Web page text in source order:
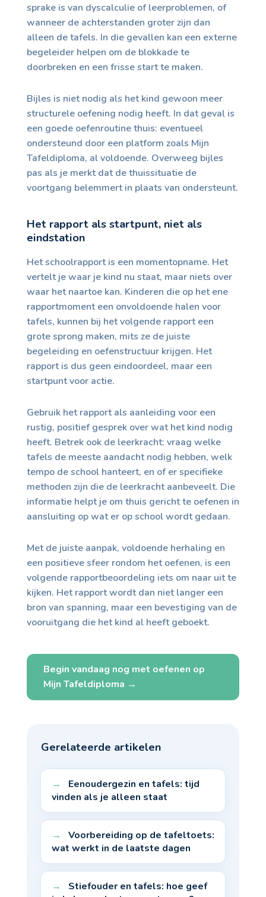
sprake is van dyscalculie of leerproblemen, of
wanneer de achterstanden groter zijn dan
alleen de tafels. In die gevallen kan een externe
begeleider helpen om de blokkade te
doorbreken en een frisse start te maken.
Bijles is niet nodig als het kind gewoon meer
structurele oefening nodig heeft. In dat geval is
een goede oefenroutine thuis: eventueel
ondersteund door een platform zoals Mijn
Tafeldiploma, al voldoende. Overweeg bijles
pas als je merkt dat de thuissituatie de
voortgang belemmert in plaats van ondersteunt.
Het rapport als startpunt, niet als
eindstation
Het schoolrapport is een momentopname. Het
vertelt je waar je kind nu staat, maar niets over
waar het naartoe kan. Kinderen die op het ene
rapportmoment een onvoldoende halen voor
tafels, kunnen bij het volgende rapport een
grote sprong maken, mits ze de juiste
begeleiding en oefenstructuur krijgen. Het
rapport is dus geen eindoordeel, maar een
startpunt voor actie.
Gebruik het rapport als aanleiding voor een
rustig, positief gesprek over wat het kind nodig
heeft. Betrek ook de leerkracht: vraag welke
tafels de meeste aandacht nodig hebben, welk
tempo de school hanteert, en of er specifieke
methoden zijn die de leerkracht aanbeveelt. Die
informatie helpt je om thuis gericht te oefenen in
aansluiting op wat er op school wordt gedaan.
Met de juiste aanpak, voldoende herhaling en
een positieve sfeer rondom het oefenen, is een
volgende rapportbeoordeling iets om naar uit te
kijken. Het rapport wordt dan niet langer een
bron van spanning, maar een bevestiging van de
vooruitgang die het kind al heeft geboekt.
Begin vandaag nog met oefenen op
Mijn Tafeldiploma →
Gerelateerde artikelen
Eenoudergezin en tafels: tijd
vinden als je alleen staat
Voorbereiding op de tafeltoets:
wat werkt in de laatste dagen
Stiefouder en tafels: hoe geef